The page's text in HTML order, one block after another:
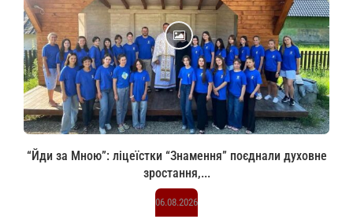
“Йди за Мною”: ліцеїстки “Знамення” поєднали духовне
зростання,...
06.08.2026